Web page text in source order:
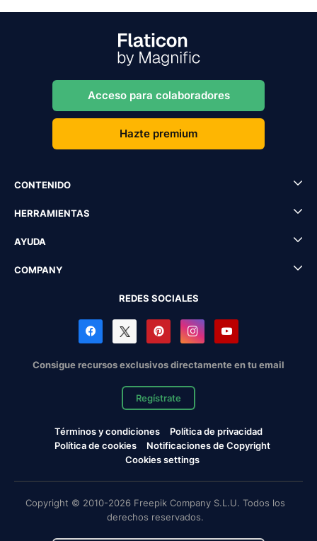
Acceso para colaboradores
Hazte premium
CONTENIDO
HERRAMIENTAS
AYUDA
COMPANY
REDES SOCIALES
Consigue recursos exclusivos directamente en tu email
Regístrate
Términos y condiciones
Política de privacidad
Política de cookies
Notificaciones de Copyright
Cookies settings
Copyright © 2010-2026 Freepik Company S.L.U. Todos los
derechos reservados.